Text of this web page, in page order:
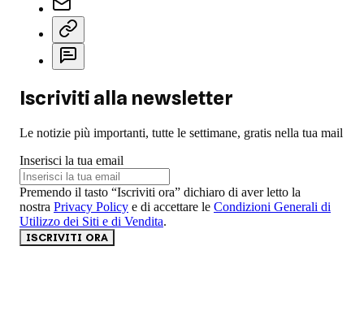
Iscriviti alla newsletter
Le notizie più importanti, tutte le settimane, gratis nella tua mail
Inserisci la tua email
Premendo il tasto “Iscriviti ora” dichiaro di aver letto la
nostra Privacy Policy e di accettare le Condizioni Generali di
Utilizzo dei Siti e di Vendita.
ISCRIVITI ORA